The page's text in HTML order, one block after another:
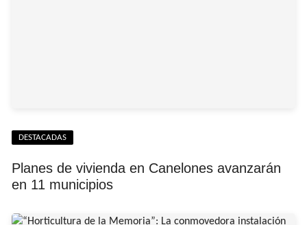
DESTACADAS
Planes de vivienda en Canelones avanzarán
en 11 municipios